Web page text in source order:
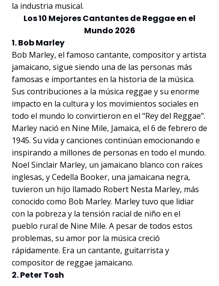
la industria musical.
Los 10 Mejores Cantantes de Reggae en el
Mundo 2026
1. Bob Marley
Bob Marley, el famoso cantante, compositor y artista
jamaicano, sigue siendo una de las personas más
famosas e importantes en la historia de la música.
Sus contribuciones a la música reggae y su enorme
impacto en la cultura y los movimientos sociales en
todo el mundo lo convirtieron en el "Rey del Reggae".
Marley nació en Nine Mile, Jamaica, el 6 de febrero de
1945. Su vida y canciones continúan emocionando e
inspirando a millones de personas en todo el mundo.
Noel Sinclair Marley, un jamaicano blanco con raíces
inglesas, y Cedella Booker, una jamaicana negra,
tuvieron un hijo llamado Robert Nesta Marley, más
conocido como Bob Marley. Marley tuvo que lidiar
con la pobreza y la tensión racial de niño en el
pueblo rural de Nine Mile. A pesar de todos estos
problemas, su amor por la música creció
rápidamente. Era un cantante, guitarrista y
compositor de reggae jamaicano.
2. Peter Tosh